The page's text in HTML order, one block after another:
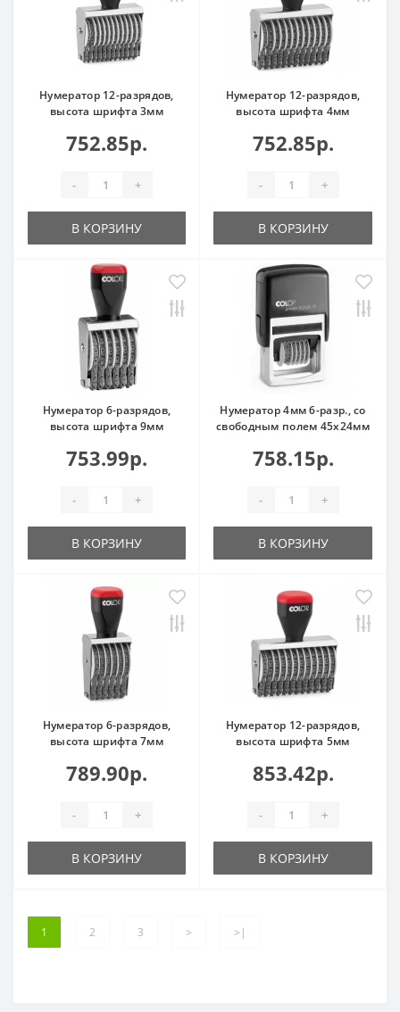
Нумератор 12-разрядов,
высота шрифта 3мм
752.85р.
- +
В КОРЗИНУ
Нумератор 12-разрядов,
высота шрифта 4мм
752.85р.
- +
В КОРЗИНУ
Нумератор 6-разрядов,
высота шрифта 9мм
753.99р.
- +
В КОРЗИНУ
Нумератор 4мм 6-разр., со
свободным полем 45х24мм
758.15р.
- +
В КОРЗИНУ
Нумератор 6-разрядов,
высота шрифта 7мм
789.90р.
- +
В КОРЗИНУ
Нумератор 12-разрядов,
высота шрифта 5мм
853.42р.
- +
В КОРЗИНУ
1 2 3 > >|